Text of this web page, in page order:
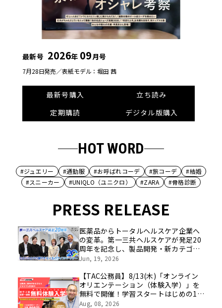
最新号 2026年 09月号
7月28日発売／表紙モデル：堀田 茜
最新号購入
立ち読み
定期購読
デジタル版購入
HOT WORD
#ジュエリー #通勤服 #お呼ばれコーデ #旅コーデ
#結婚
#スニーカー
#UNIQLO（ユニクロ） #ZARA #骨格診断
PRESS RELEASE
医薬品からトータルヘルスケア企業へ
の変革。第一三共ヘルスケアが発足20
周年を記念し、製品開発・新カテゴリ
挑戦の舞台や旧社統合時のエピソード
像を公開！
Jun, 19, 2026
【TAC公務員】8/13(木)「オンライン
オリエンテーション（体験入学）」を
無料で開催！学習スタートはじめの1
歩！
Aug, 08, 2026